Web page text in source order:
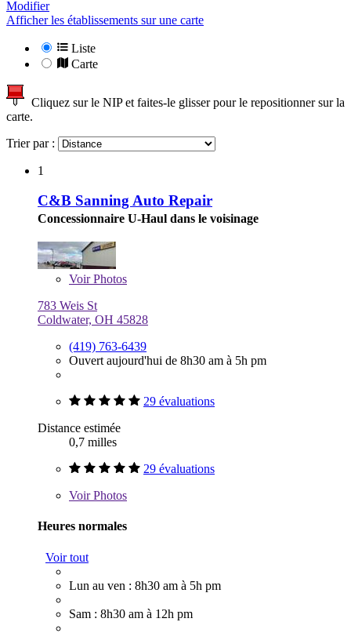
Modifier
Afficher les établissements sur une carte
Liste
Carte
Cliquez sur le NIP et faites-le glisser pour le repositionner sur la
carte.
Trier par :
1
C&B Sanning Auto Repair
Concessionnaire U-Haul dans le voisinage
VoirPhotos
783 Weis St
Coldwater, OH 45828
(419) 763-6439
Ouvert aujourd'hui de 8h30 am à 5h pm
29 évaluations
Distance estimée
0,7 milles
29 évaluations
VoirPhotos
Heures normales
Voir tout
Lun au ven : 8h30 am à 5h pm
Sam : 8h30 am à 12h pm